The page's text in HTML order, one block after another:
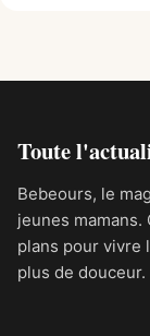
Toute
Bebeours, le
jeunes
plans pour vivre
plus de douceur.